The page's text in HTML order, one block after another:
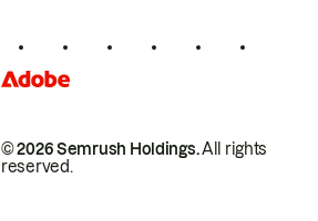
© 2026 Semrush Holdings.All rights
reserved.